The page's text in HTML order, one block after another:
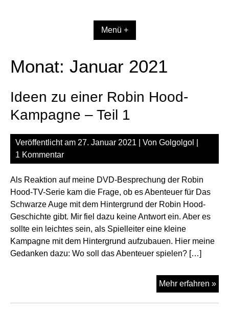
Menü +
Monat: Januar 2021
Ideen zu einer Robin Hood-
Kampagne – Teil 1
Veröffentlicht am 27. Januar 2021 | Von Golgolgol
1 Kommentar
Als Reaktion auf meine DVD-Besprechung der Robin
Hood-TV-Serie kam die Frage, ob es Abenteuer für Das
Schwarze Auge mit dem Hintergrund der Robin Hood-
Geschichte gibt. Mir fiel dazu keine Antwort ein. Aber es
sollte ein leichtes sein, als Spielleiter eine kleine
Kampagne mit dem Hintergrund aufzubauen. Hier meine
Gedanken dazu: Wo soll das Abenteuer spielen? […]
Mehr erfahren »
zu